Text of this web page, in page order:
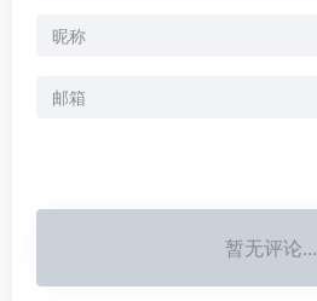
暂无评论...